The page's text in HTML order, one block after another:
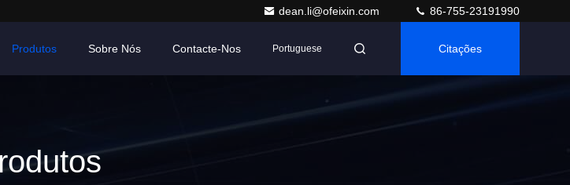
dean.li@ofeixin.com 86-755-23191990
Produtos Sobre Nós Contacte-Nos Portuguese Citações